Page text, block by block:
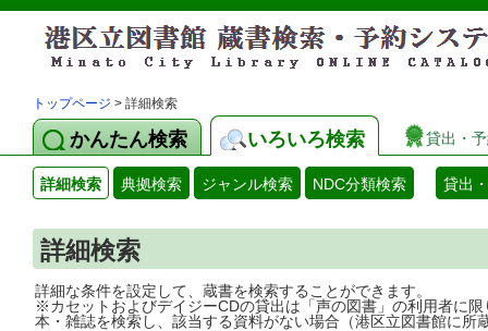
トップページ > 詳細検索
かんたん検索 いろいろ検索 貸出・
詳細検索 典拠検索 ジャンル検索 NDC分類検索 貸出
詳細検索
詳細な条件を設定して、蔵書を検索することができます。
※カセットおよびデイジーCDの貸出は「声の図書」の利用者に限
本・雑誌を検索し、該当する資料がない場合（港区立図書館に所